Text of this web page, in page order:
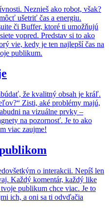
Neznieš ako robot, však?
ušetriť čas a energiu.
či Buffer, ktoré ti umožňujú
vopred. Predstav si to ako
vie, kedy je ten najlepší čas na
publikum.
že kvalitný obsah je kráľ.
Zisti, aké problémy majú,
na vizuálne prvky –
na pozornosť. Je to ako
viac zaujme!
o interakcii. Nepíš len
Každý komentár, každý like
publikum chce viac. Je to
ich, a oni sa ti odvďačia